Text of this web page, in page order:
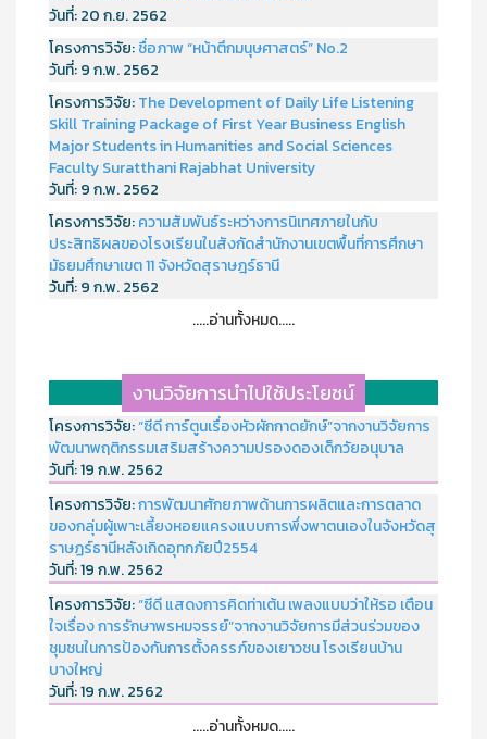
วันที่:20 ก.ย. 2562
โครงการวิจัย:ชื่อภาพ “หน้าตึกมนุษศาสตร์” No.2
วันที่:9 ก.พ. 2562
โครงการวิจัย:The Development of Daily Life Listening
Skill Training Package of First Year Business English
Major Students in Humanities and Social Sciences
Faculty Suratthani Rajabhat University
วันที่:9 ก.พ. 2562
โครงการวิจัย:ความสัมพันธ์ระหว่างการนิเทศภายในกับ
ประสิทธิผลของโรงเรียนในสังกัดสำนักงานเขตพื้นที่การศึกษา
มัธยมศึกษาเขต 11 จังหวัดสุราษฎร์ธานี
วันที่:9 ก.พ. 2562
.....อ่านทั้งหมด.....
งานวิจัยการนำไปใช้ประโยชน์
โครงการวิจัย:“ซีดี การ์ตูนเรื่องหัวผักกาดยักษ์”จากงานวิจัยการ
พัฒนาพฤติกรรมเสริมสร้างความปรองดองเด็กวัยอนุบาล
วันที่:19 ก.พ. 2562
โครงการวิจัย:การพัฒนาศักยภาพด้านการผลิตและการตลาด
ของกลุ่มผู้เพาะเลี้ยงหอยแครงแบบการพึ่งพาตนเองในจังหวัดสุ
ราษฏร์ธานีหลังเกิดอุทกภัยปี2554
วันที่:19 ก.พ. 2562
โครงการวิจัย:“ซีดี แสดงการคิดท่าเต้น เพลงแบบว่าให้รอ เตือน
ใจเรื่อง การรักษาพรหมจรรย์”จากงานวิจัยการมีส่วนร่วมของ
ชุมชนในการป้องกันการตั้งครรภ์ของเยาวชน โรงเรียนบ้าน
บางใหญ่
วันที่:19 ก.พ. 2562
.....อ่านทั้งหมด.....